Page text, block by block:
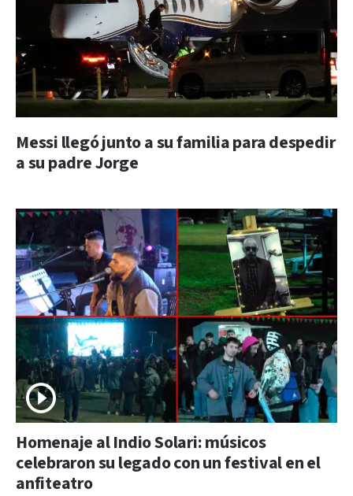
Messi llegó junto a su familia para despedir
a su padre Jorge
Homenaje al Indio Solari: músicos
celebraron su legado con un festival en el
anfiteatro